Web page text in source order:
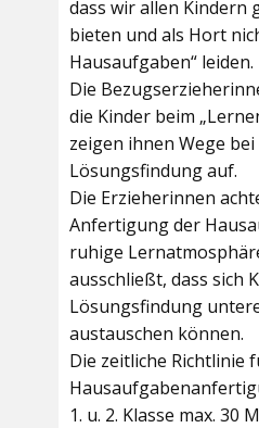
dass wir allen Kindern
bieten und als Hort
Hausaufgaben“ leiden.
Die
die Kinder beim
zeigen ihnen Wege
Lösungsfindung auf.
Die Erzieherinnen
Anfertigung der
ruhige
ausschließt, dass sich
Lösungsfindung
austauschen können.
Die zeitliche Richtlinie
1. u. 2. Klasse max. 30